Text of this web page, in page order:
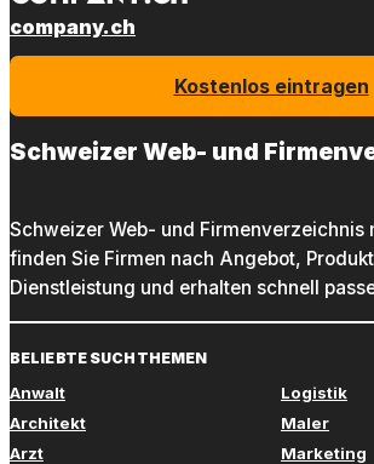
company.ch
Kostenlos eintragen
Schweizer Web- und
Schweizer Web- und Firmenverzeichnis
finden Sie Firmen nach Angebot,
Dienstleistung und erhalten schnell
BELIEBTE SUCHTHEMEN
Anwalt
Architekt
Arzt
Logistik
Maler
Marketing